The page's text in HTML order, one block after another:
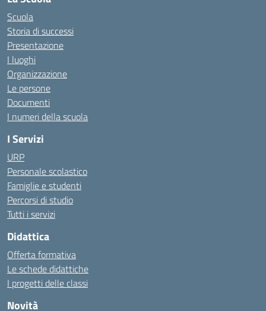
Scuola
Storia di successi
Presentazione
I luoghi
Organizzazione
Le persone
Documenti
I numeri della scuola
I Servizi
URP
Personale scolastico
Famiglie e studenti
Percorsi di studio
Tutti i servizi
Didattica
Offerta formativa
Le schede didattiche
I progetti delle classi
Novità